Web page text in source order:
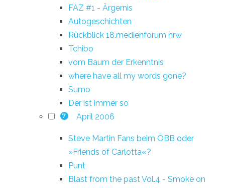
FAZ #1 - Ärgernis
Autogeschichten
Rückblick 18.medienforum nrw
Tchibo
vom Baum der Erkenntnis
where have all my words gone?
Sumo
Der ist immer so
7 April 2006
Steve Martin Fans beim ÖBB oder
»Friends of Carlotta«?
Punt
Blast from the past Vol.4 - Smoke on